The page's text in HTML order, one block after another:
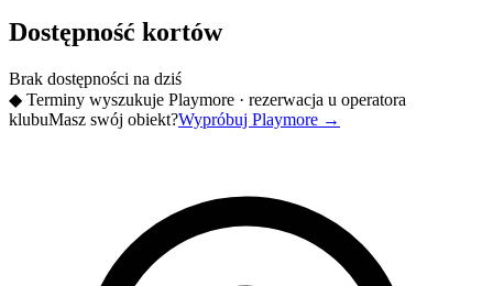
Dostępność kortów
Brak dostępności na dziś
◆ Terminy wyszukuje Playmore · rezerwacja u operatora
klubuMasz swój obiekt?Wypróbuj Playmore →